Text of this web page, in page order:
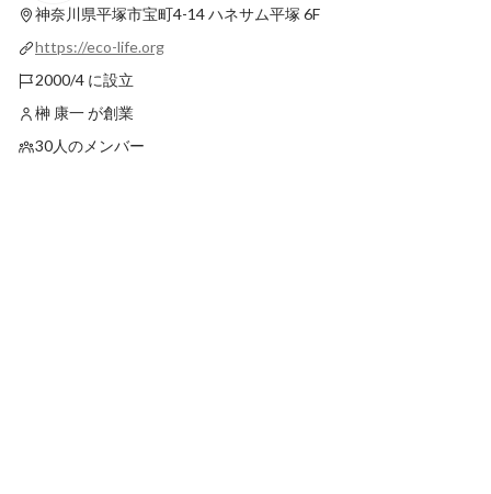
最新順で表示
神奈川県平塚市宝町4-14 ハネサム平塚 6F
https://eco-life.org
2000/4 に設立
榊 康一 が創業
30人のメンバー